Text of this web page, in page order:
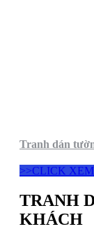
Tranh dán
>>CLICK
TRANH
KHÁCH